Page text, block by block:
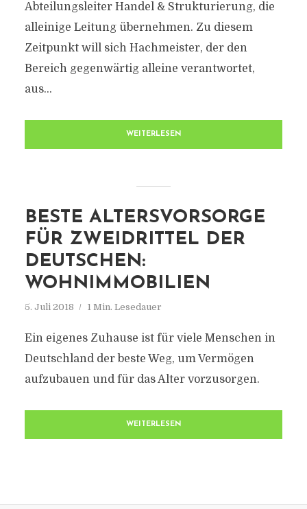
Abteilungsleiter Handel & Strukturierung, die
alleinige Leitung übernehmen. Zu diesem
Zeitpunkt will sich Hachmeister, der den
Bereich gegenwärtig alleine verantwortet,
aus...
WEITERLESEN
BESTE ALTERSVORSORGE
FÜR ZWEIDRITTEL DER
DEUTSCHEN:
WOHNIMMOBILIEN
5. Juli 2018 1 Min. Lesedauer
Ein eigenes Zuhause ist für viele Menschen in
Deutschland der beste Weg, um Vermögen
aufzubauen und für das Alter vorzusorgen.
WEITERLESEN